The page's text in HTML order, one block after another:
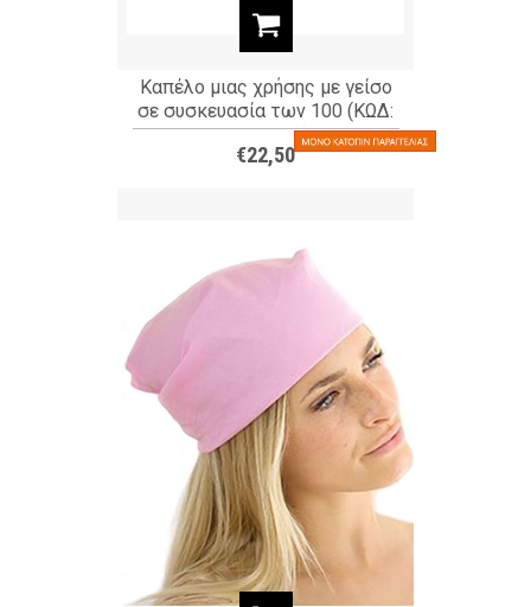
Καπέλο μιας χρήσης με γείσο
σε συσκευασία των 100 (ΚΩΔ:
5530-074)
€22,50